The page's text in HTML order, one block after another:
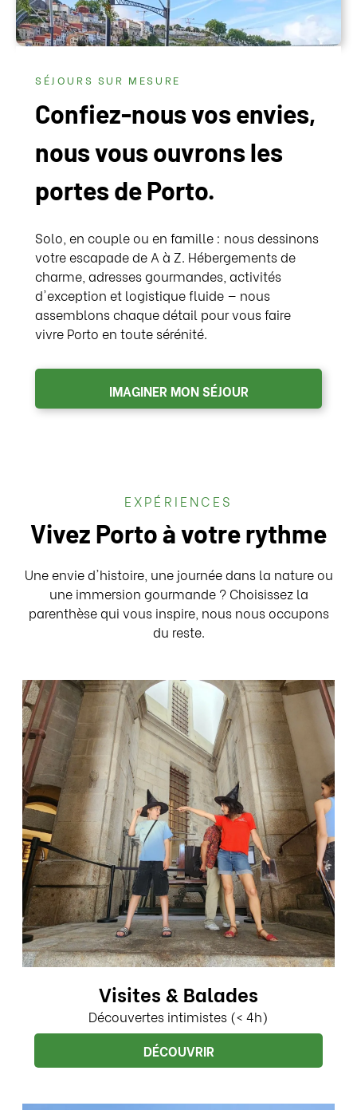
SÉJOURS SUR MESURE
Confiez-nous vos envies,
nous vous ouvrons les
portes de Porto.
Solo, en couple ou en famille : nous dessinons
votre escapade de A à Z. Hébergements de
charme, adresses gourmandes, activités
d'exception et logistique fluide — nous
assemblons chaque détail pour vous faire
vivre Porto en toute sérénité.
IMAGINER MON SÉJOUR
EXPÉRIENCES
Vivez Porto à votre rythme
Une envie d'histoire, une journée dans la nature ou
une immersion gourmande ? Choisissez la
parenthèse qui vous inspire, nous nous occupons
du reste.
Visites & Balades
Découvertes intimistes (< 4h)
DÉCOUVRIR